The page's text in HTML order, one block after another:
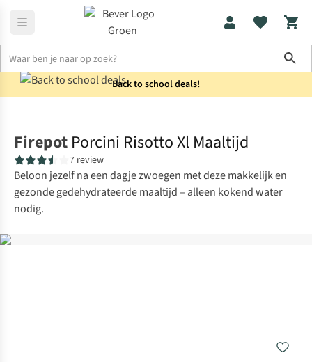
Back to schooldeals!
Firepot Porcini Risotto Xl Maaltijd
7 review
Beloon jezelf na een dagje zwoegen met deze makkelijk en
gezonde gedehydrateerde maaltijd – alleen kokend water
nodig.